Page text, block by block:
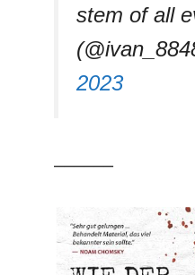
stem of all
2023
––––––